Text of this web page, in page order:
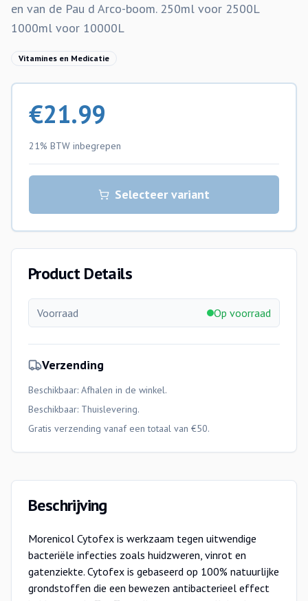
en van de Pau d Arco-boom. 250ml voor 2500L
1000ml voor 10000L
Vitamines en Medicatie
€21.99
21% BTW inbegrepen
Selecteer variant
Product Details
Voorraad Op voorraad
Verzending
Beschikbaar: Afhalen in de winkel.
Beschikbaar: Thuislevering.
Gratis verzending vanaf een totaal van €50.
Beschrijving
Morenicol Cytofex is werkzaam tegen uitwendige
bacteriële infecties zoals huidzweren, vinrot en
gatenziekte. Cytofex is gebaseerd op 100% natuurlijke
grondstoffen die een bewezen antibacterieel effect